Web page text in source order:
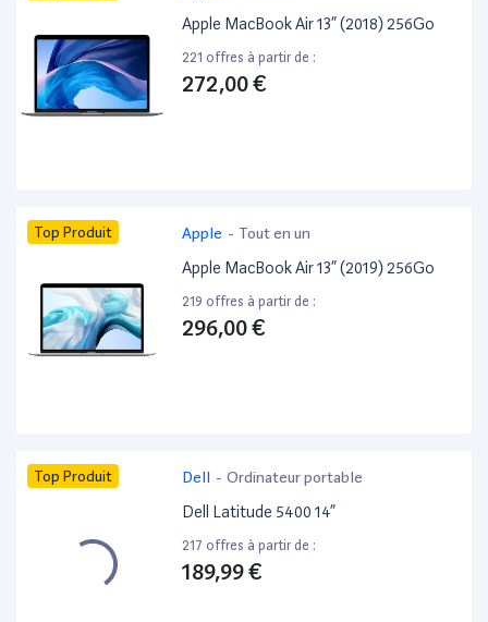
Apple MacBook Air 13” (2018) 256Go
221 offres à partir de :
272,00 €
Top Produit Apple - Tout en un
Apple MacBook Air 13” (2019) 256Go
219 offres à partir de :
296,00 €
Top Produit Dell - Ordinateur portable
Dell Latitude 5400 14”
217 offres à partir de :
189,99 €